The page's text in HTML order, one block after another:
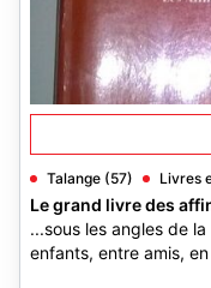
Talange (57) Livres
Le grand livre des
...sous les angles de
enfants, entre amis,